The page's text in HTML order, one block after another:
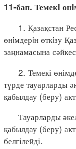
11-бап. Темекi
1. Қазақстан
өнiмдерiн өткiзу
заңнамасына
2. Темекі
түрде тауарларды
қабылдау (беру)
Тауарларды
қабылдау (беру)
белгілейді.